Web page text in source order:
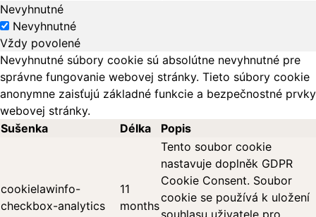
Nevyhnutné
Nevyhnutné
Vždy povolené
Nevyhnutné súbory cookie sú absolútne nevyhnutné pre
správne fungovanie webovej stránky. Tieto súbory cookie
anonymne zaisťujú základné funkcie a bezpečnostné prvky
webovej stránky.
Sušenka
Délka Popis
cookielawinfo-
checkbox-analytics
11
months
Tento soubor cookie
nastavuje doplněk GDPR
Cookie Consent. Soubor
cookie se používá k uložení
souhlasu uživatele pro